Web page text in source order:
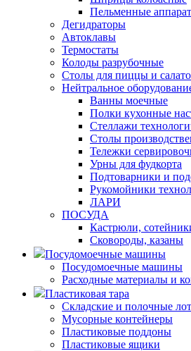
Пельменные
Дегидраторы
Автоклавы
Термостаты
Колоды разрубочные
Столы для пиццы и
Нейтральное
Ванны моечные
Полки кухонные
Стеллажи
Столы
Тележки
Урны для фудкорта
Подтоварники и
Рукомойники
ЛАРИ
ПОСУДА
Кастрюли,
Сковороды, казаны
Посудомоечные машины
Посудомоечные машины
Расходные материалы и
Пластиковая тара
Складские и полочные
Мусорные контейнеры
Пластиковые поддоны
Пластиковые ящики